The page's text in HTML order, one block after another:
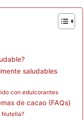
saludables
con edulcorantes
de cacao (FAQs)
Nutella?